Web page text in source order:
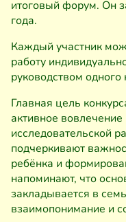
итоговый форум. Он
года.
Каждый участник
работу
руководством одного
Главная цель
активное
исследовательской
подчеркивают
ребёнка и
напоминают, что
закладывается в
взаимопонимание и